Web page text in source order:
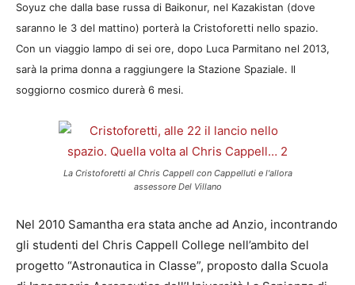
Soyuz che dalla base russa di Baikonur, nel Kazakistan (dove
saranno le 3 del mattino) porterà la Cristoforetti nello spazio.
Con un viaggio lampo di sei ore, dopo Luca Parmitano nel 2013,
sarà la prima donna a raggiungere la Stazione Spaziale. Il
soggiorno cosmico durerà 6 mesi.
La Cristoforetti al Chris Cappell con Cappelluti e l'allora
assessore Del Villano
Nel 2010 Samantha era stata anche ad Anzio, incontrando
gli studenti del Chris Cappell College nell’ambito del
progetto “Astronautica in Classe”, proposto dalla Scuola